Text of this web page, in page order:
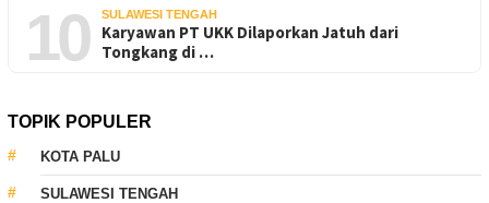
10 SULAWESI TENGAH
Karyawan PT UKK Dilaporkan Jatuh dari
Tongkang di …
TOPIK POPULER
KOTA PALU
SULAWESI TENGAH